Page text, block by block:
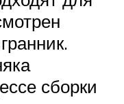
сборки